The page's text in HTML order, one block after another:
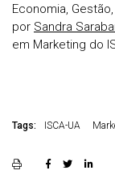
Economia,
por Sandra
em Marketing do
Tags: ISCA-UA